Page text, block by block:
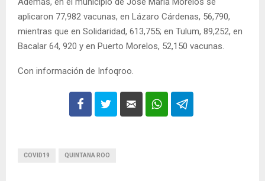
aplicaron 77,982 vacunas, en Lázaro Cárdenas, 56,790,
mientras que en Solidaridad, 613,755; en Tulum, 89,252, en
Bacalar 64, 920 y en Puerto Morelos, 52,150 vacunas.
Con información de Infoqroo.
COVID19 QUINTANA ROO